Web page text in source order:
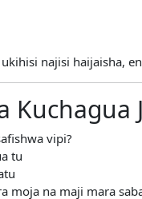
ukihisi najisi haijaisha,
Kuchagua
vipi?
tu
moja na maji mara